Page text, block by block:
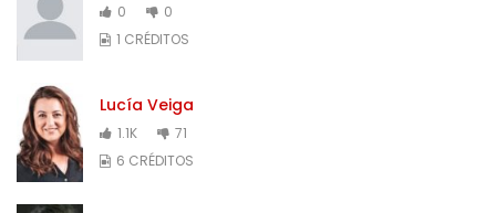
0
0
1 CRÉDITOS
Lucía Veiga
1.1K
71
6 CRÉDITOS